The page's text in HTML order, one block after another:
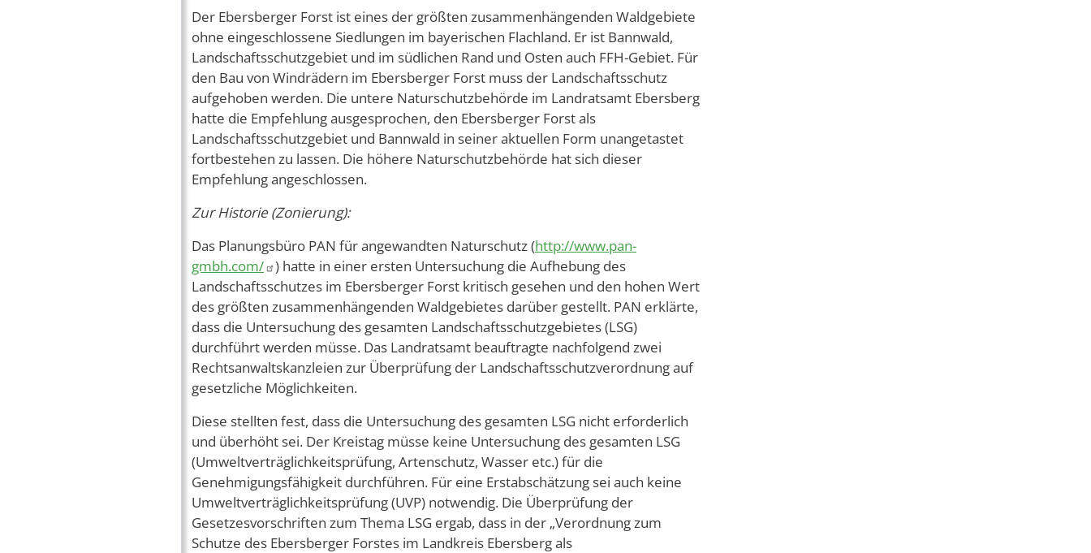
Der Ebersberger Forst ist eines der größten zusammenhängenden Waldgebiete
ohne eingeschlossene Siedlungen im bayerischen Flachland. Er ist Bannwald,
Landschaftsschutzgebiet und im südlichen Rand und Osten auch FFH-Gebiet. Für
den Bau von Windrädern im Ebersberger Forst muss der Landschaftsschutz
aufgehoben werden. Die untere Naturschutzbehörde im Landratsamt Ebersberg
hatte die Empfehlung ausgesprochen, den Ebersberger Forst als
Landschaftsschutzgebiet und Bannwald in seiner aktuellen Form unangetastet
fortbestehen zu lassen. Die höhere Naturschutzbehörde hat sich dieser
Empfehlung angeschlossen.
Zur Historie (Zonierung):
Das Planungsbüro PAN für angewandten Naturschutz (http://www.pan-
gmbh.com/
) hatte in einer ersten Untersuchung die Aufhebung des
Landschaftsschutzes im Ebersberger Forst kritisch gesehen und den hohen Wert
des größten zusammenhängenden Waldgebietes darüber gestellt. PAN erklärte,
dass die Untersuchung des gesamten Landschaftsschutzgebietes (LSG)
durchführt werden müsse. Das Landratsamt beauftragte nachfolgend zwei
Rechtsanwaltskanzleien zur Überprüfung der Landschaftsschutzverordnung auf
gesetzliche Möglichkeiten.
Diese stellten fest, dass die Untersuchung des gesamten LSG nicht erforderlich
und überhöht sei. Der Kreistag müsse keine Untersuchung des gesamten LSG
(Umweltverträglichkeitsprüfung, Artenschutz, Wasser etc.) für die
Genehmigungsfähigkeit durchführen. Für eine Erstabschätzung sei auch keine
Umweltverträglichkeitsprüfung (UVP) notwendig. Die Überprüfung der
Gesetzesvorschriften zum Thema LSG ergab, dass in der „Verordnung zum
Schutze des Ebersberger Forstes im Landkreis Ebersberg als